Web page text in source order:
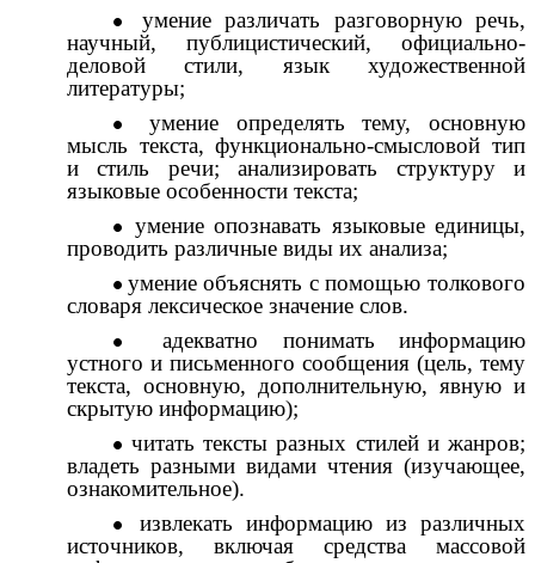
умение различать разговорную речь,
научный, публицистический, официально-
деловой стили, язык художественной
литературы;
умение определять тему, основную
мысль текста, функционально-смысловой тип
и стиль речи; анализировать структуру и
языковые особенности текста;
умение опознавать языковые единицы,
проводить различные виды их анaлиза;
умение объяснять с помощью толкового
словаря лексическое значение слов.
адекватно понимать информацию
устного и письменного сообщения (цель, тему
текста, основную, дополнительную, явную и
скрытую информацию);
читать тексты разных стилей и жанров;
владеть разными видами чтения (изучающее,
ознакомительное).
извлекать информацию из различных
источников, включая средства массовой